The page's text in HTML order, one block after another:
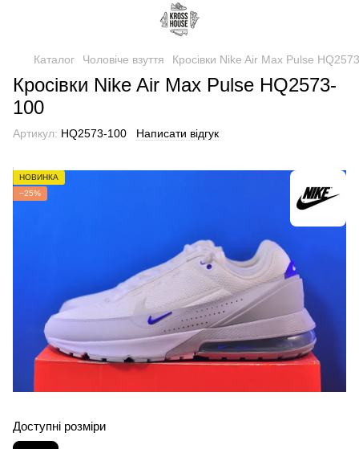
Каталог Чоловіче взуття Кросівки Nike Air Max Pulse
Кросівки Nike Air Max Pulse HQ2573-
100
Артикул: HQ2573-100 Написати відгук
НОВИНКА
−25%
Доступні розміри